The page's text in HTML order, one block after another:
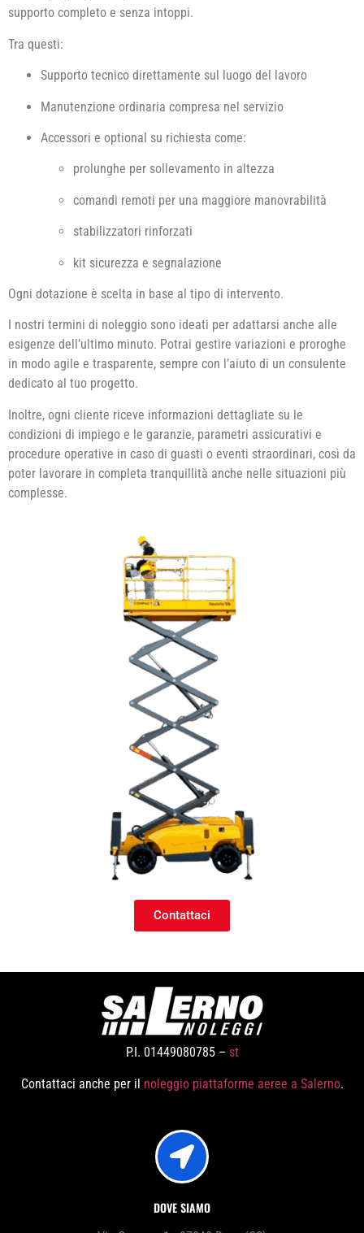
supporto completo e senza intoppi.
Tra questi:
Supporto tecnico direttamente sul luogo del lavoro
Manutenzione ordinaria compresa nel servizio
Accessori e optional su richiesta come:
prolunghe per sollevamento in altezza
comandi remoti per una maggiore manovrabilità
stabilizzatori rinforzati
kit sicurezza e segnalazione
Ogni dotazione è scelta in base al tipo di intervento.
I nostri termini di noleggio sono ideati per adattarsi anche alle
esigenze dell’ultimo minuto. Potrai gestire variazioni e proroghe
in modo agile e trasparente, sempre con l’aiuto di un consulente
dedicato al tuo progetto.
Inoltre, ogni cliente riceve informazioni dettagliate su le
condizioni di impiego e le garanzie, parametri assicurativi e
procedure operative in caso di guasti o eventi straordinari, così da
poter lavorare in completa tranquillità anche nelle situazioni più
complesse.
Contattaci
P.I. 01449080785 – st
Contattaci anche per il noleggio piattaforme aeree a Salerno.
DOVE SIAMO